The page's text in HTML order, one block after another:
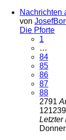
Nachrichten
von
Die Pforte
1
…
84
85
86
87
88
2791
Letzter